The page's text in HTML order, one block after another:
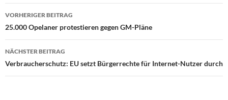
Beitragsnavigation
VORHERIGER BEITRAG
25.000 Opelaner protestieren gegen GM-Pläne
NÄCHSTER BEITRAG
Verbraucherschutz: EU setzt Bürgerrechte für Internet-Nutzer durch